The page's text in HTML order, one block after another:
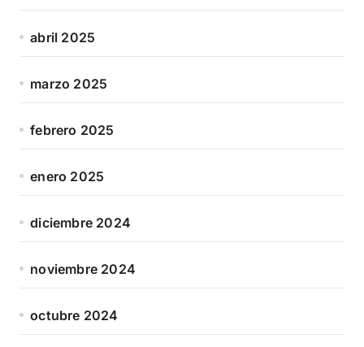
abril 2025
marzo 2025
febrero 2025
enero 2025
diciembre 2024
noviembre 2024
octubre 2024